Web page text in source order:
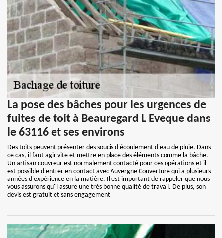
La pose des bâches pour les urgences de
fuites de toit à Beauregard L Eveque dans
le 63116 et ses environs
Des toits peuvent présenter des soucis d'écoulement d'eau de pluie. Dans
ce cas, il faut agir vite et mettre en place des éléments comme la bâche.
Un artisan couvreur est normalement contacté pour ces opérations et il
est possible d'entrer en contact avec Auvergne Couverture qui a plusieurs
années d'expérience en la matière. Il est important de rappeler que nous
vous assurons qu'il assure une très bonne qualité de travail. De plus, son
devis est gratuit et sans engagement.